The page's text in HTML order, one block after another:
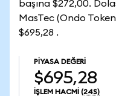
başına $272,00.
MasTec (Ondo
$695,28 .
PIYASA DEĞERI
$695,28
İŞLEM HACMI (24S)